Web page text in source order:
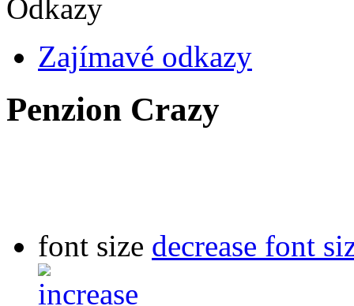
Odkazy
Zajímavé odkazy
Penzion Crazy
font size decrease font